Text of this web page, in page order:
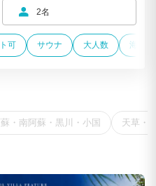
2名
可 サウナ 大人数 海が
蘇・南阿蘇・黒川・小国 天草・